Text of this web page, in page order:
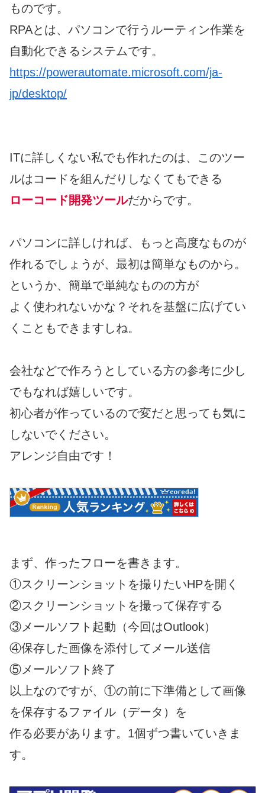
ものです。
RPAとは、パソコンで行うルーティン作業を
自動化できるシステムです。
https://powerautomate.microsoft.com/ja-
jp/desktop/
ITに詳しくない私でも作れたのは、このツー
ルはコードを組んだりしなくてもできる
ローコード開発ツールだからです。
パソコンに詳しければ、もっと高度なものが
作れるでしょうが、最初は簡単なものから。
というか、簡単で単純なものの方が
よく使われないかな？それを基盤に広げてい
くこともできますしね。
会社などで作ろうとしている方の参考に少し
でもなれば嬉しいです。
初心者が作っているので変だと思っても気に
しないでください。
アレンジ自由です！
まず、作ったフローを書きます。
①スクリーンショットを撮りたいHPを開く
②スクリーンショットを撮って保存する
③メールソフト起動（今回はOutlook）
④保存した画像を添付してメール送信
⑤メールソフト終了
以上なのですが、①の前に下準備として画像
を保存するファイル（データ）を
作る必要があります。1個ずつ書いていきま
す。